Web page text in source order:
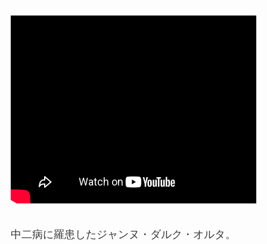
中二病に羅患したジャンヌ・ダルク・オルタ。